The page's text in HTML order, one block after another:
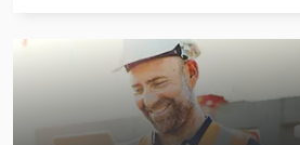
Kaeser Sk 25 T
Kaeser Sm 10